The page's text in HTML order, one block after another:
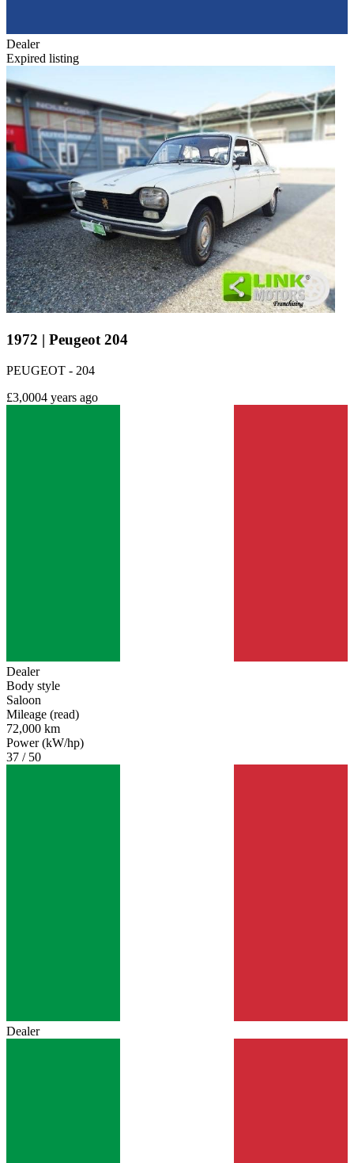
Dealer
Expired listing
1972 | Peugeot 204
PEUGEOT - 204
£3,0004 years ago
Dealer
Body style
Saloon
Mileage (read)
72,000 km
Power (kW/hp)
37 / 50
Dealer